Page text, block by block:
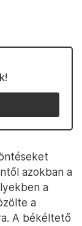
azokban a
a
a
A békéltető